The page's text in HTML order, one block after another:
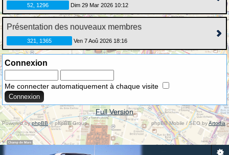
52, 1296 Dim 29 Mar 2026 10:12
Présentation des nouveaux membres
321, 1365 Ven 7 Aoû 2026 18:16
Connexion
Me connecter automatiquement à chaque visite
Full Version
Powered byphpBB© phpBB Group. phpBB Mobile / SEO byArtodia .